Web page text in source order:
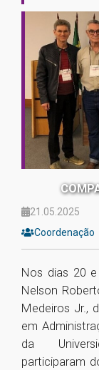
21.05.2025
Coordenação
Nos dias 20
Nelson
Medeiros Jr.,
em
da
participaram